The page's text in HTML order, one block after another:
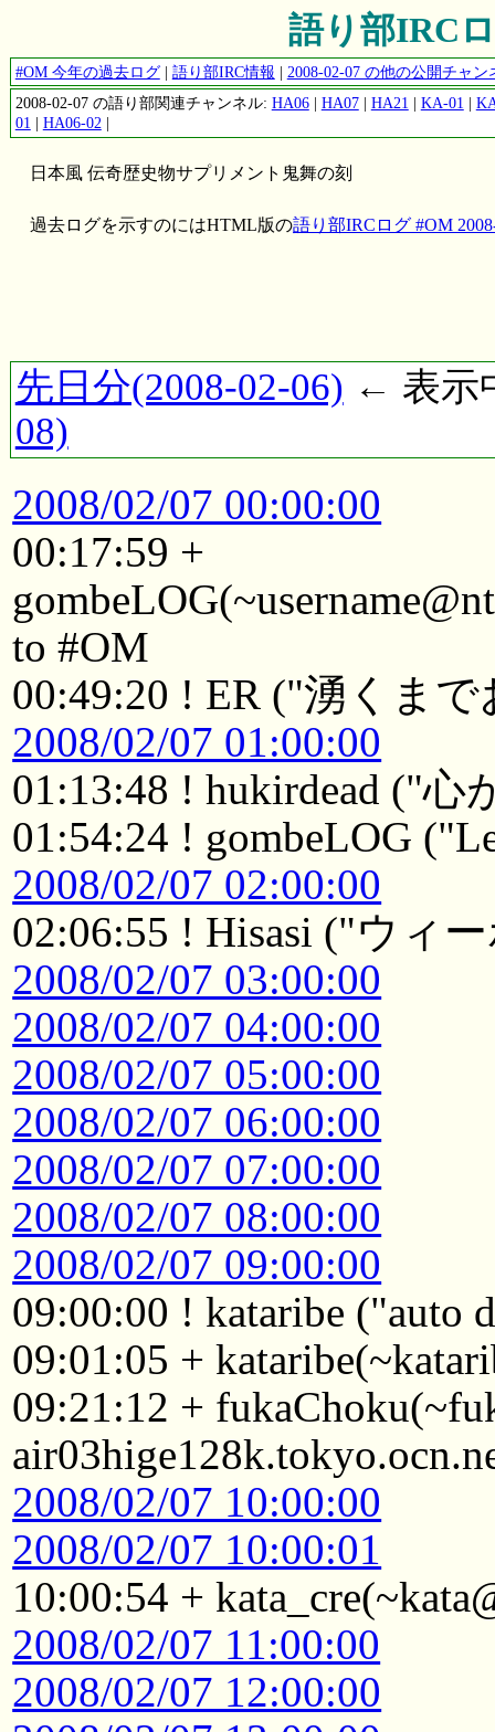
語り部IRC
#OM 今年の過去ログ| 語り部IRC情報 | 2008-02-07 の他の公開チャ
2008-02-07 の語り部関連チャンネル: HA06| HA07| HA21 | KA-01 |
01 | HA06-02 |
日本風 伝奇歴史物サプリメント鬼舞の刻
過去ログを示すのにはHTML版の語り部IRCログ #OM
先日分(2008-02-06) ← 表示
08)
2008/02/07 00:00:00
00:17:59 +
to #OM
00:49:20 ! ER ("湧くま
2008/02/07 01:00:00
01:13:48 ! hukirdead ("
01:54:24 ! gombeLOG
2008/02/07 02:00:00
02:06:55 ! Hisasi ("ウィ
2008/02/07 03:00:00
2008/02/07 04:00:00
2008/02/07 05:00:00
2008/02/07 06:00:00
2008/02/07 07:00:00
2008/02/07 08:00:00
2008/02/07 09:00:00
09:00:00 ! kataribe ("auto
09:01:05 +
09:21:12 +
2008/02/07 10:00:00
2008/02/07 10:00:01
10:00:54 +
2008/02/07 11:00:00
2008/02/07 12:00:00